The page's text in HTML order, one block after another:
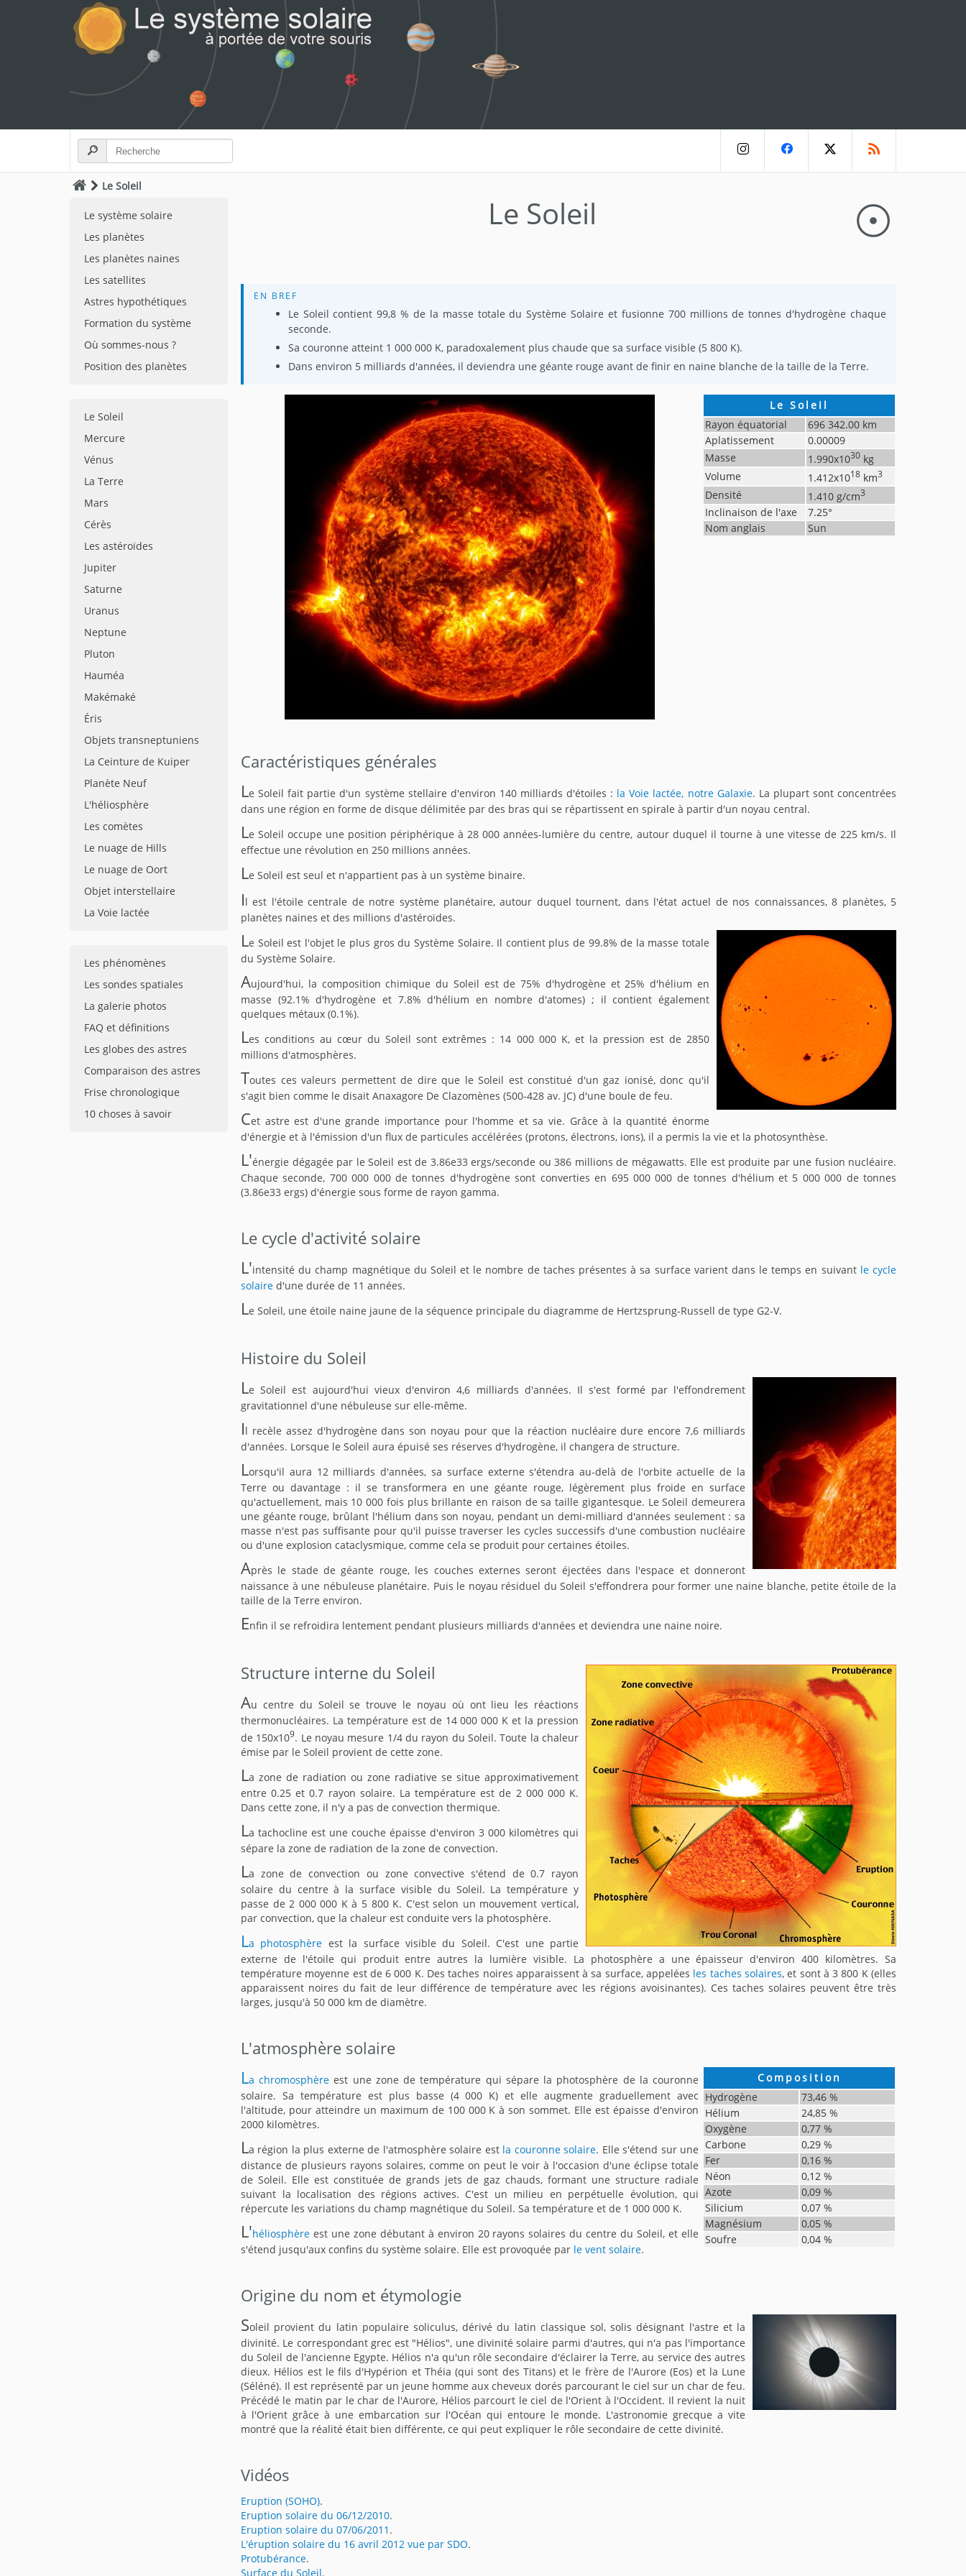
Le Soleil
Le système solaire
Les planètes
Les planètes naines
Les satellites
Astres hypothétiques
Formation du système
Où sommes-nous ?
Position des planètes
Le Soleil
Mercure
Vénus
La Terre
Mars
Cérès
Les astéroïdes
Jupiter
Saturne
Uranus
Neptune
Pluton
Hauméa
Makémaké
Éris
Objets transneptuniens
La Ceinture de Kuiper
Planète Neuf
L'héliosphère
Les comètes
Le nuage de Hills
Le nuage de Oort
Objet interstellaire
La Voie lactée
Les phénomènes
Les sondes spatiales
La galerie photos
FAQ et définitions
Les globes des astres
Comparaison des astres
Frise chronologique
10 choses à savoir
Le Soleil
EN BREF
Le Soleil contient 99,8 % de la masse totale du Système Solaire et fusionne 700 millions de tonnes d'hydrogène chaque
seconde.
Sa couronne atteint 1 000 000 K, paradoxalement plus chaude que sa surface visible (5 800 K).
Dans environ 5 milliards d'années, il deviendra une géante rouge avant de finir en naine blanche de la taille de la Terre.
Le Soleil
Rayon équatorial
696 342.00 km
Aplatissement
0.00009
Masse
1.990x1030 kg
Volume
1.412x1018 km3
Densité 1.410 g/cm3
Inclinaison de l'axe 7.25°
Nom anglais
Sun
Caractéristiques générales
Le Soleil fait partie d'un système stellaire d'environ 140 milliards d'étoiles : la Voie lactée, notre Galaxie. La plupart sont concentrées
dans une région en forme de disque délimitée par des bras qui se répartissent en spirale à partir d'un noyau central.
Le Soleil occupe une position périphérique à 28 000 années-lumière du centre, autour duquel il tourne à une vitesse de 225 km/s. Il
effectue une révolution en 250 millions années.
Le Soleil est seul et n'appartient pas à un système binaire.
Il est l'étoile centrale de notre système planétaire, autour duquel tournent, dans l'état actuel de nos connaissances, 8 planètes, 5
planètes naines et des millions d'astéroïdes.
Le Soleil est l'objet le plus gros du Système Solaire. Il contient plus de 99.8% de la masse totale
du Système Solaire.
Aujourd'hui, la composition chimique du Soleil est de 75% d'hydrogène et 25% d'hélium en
masse (92.1% d'hydrogène et 7.8% d'hélium en nombre d'atomes) ; il contient également
quelques métaux (0.1%).
Les conditions au cœur du Soleil sont extrêmes : 14 000 000 K, et la pression est de 2850
millions d'atmosphères.
Toutes ces valeurs permettent de dire que le Soleil est constitué d'un gaz ionisé, donc qu'il
s'agit bien comme le disait Anaxagore De Clazomènes (500-428 av. JC) d'une boule de feu.
Cet astre est d'une grande importance pour l'homme et sa vie. Grâce à la quantité énorme
d'énergie et à l'émission d'un flux de particules accélérées (protons, électrons, ions), il a permis la vie et la photosynthèse.
L'énergie dégagée par le Soleil est de 3.86e33 ergs/seconde ou 386 millions de mégawatts. Elle est produite par une fusion nucléaire.
Chaque seconde, 700 000 000 de tonnes d'hydrogène sont converties en 695 000 000 de tonnes d'hélium et 5 000 000 de tonnes
(3.86e33 ergs) d'énergie sous forme de rayon gamma.
Le cycle d'activité solaire
L'intensité du champ magnétique du Soleil et le nombre de taches présentes à sa surface varient dans le temps en suivant le cycle
solaire d'une durée de 11 années.
Le Soleil, une étoile naine jaune de la séquence principale du diagramme de Hertzsprung-Russell de type G2-V.
Histoire du Soleil
Le Soleil est aujourd'hui vieux d'environ 4,6 milliards d'années. Il s'est formé par l'effondrement
gravitationnel d'une nébuleuse sur elle-même.
Il recèle assez d'hydrogène dans son noyau pour que la réaction nucléaire dure encore 7,6 milliards
d'années. Lorsque le Soleil aura épuisé ses réserves d'hydrogène, il changera de structure.
Lorsqu'il aura 12 milliards d'années, sa surface externe s'étendra au-delà de l'orbite actuelle de la
Terre ou davantage : il se transformera en une géante rouge, légèrement plus froide en surface
qu'actuellement, mais 10 000 fois plus brillante en raison de sa taille gigantesque. Le Soleil demeurera
une géante rouge, brûlant l'hélium dans son noyau, pendant un demi-milliard d'années seulement : sa
masse n'est pas suffisante pour qu'il puisse traverser les cycles successifs d'une combustion nucléaire
ou d'une explosion cataclysmique, comme cela se produit pour certaines étoiles.
Après le stade de géante rouge, les couches externes seront éjectées dans l'espace et donneront
naissance à une nébuleuse planétaire. Puis le noyau résiduel du Soleil s'effondrera pour former une naine blanche, petite étoile de la
taille de la Terre environ.
Enfin il se refroidira lentement pendant plusieurs milliards d'années et deviendra une naine noire.
Structure interne du Soleil
Au centre du Soleil se trouve le noyau où ont lieu les réactions
thermonucléaires. La température est de 14 000 000 K et la pression
de 150x109. Le noyau mesure 1/4 du rayon du Soleil. Toute la chaleur
émise par le Soleil provient de cette zone.
La zone de radiation ou zone radiative se situe approximativement
entre 0.25 et 0.7 rayon solaire. La température est de 2 000 000 K.
Dans cette zone, il n'y a pas de convection thermique.
La tachocline est une couche épaisse d'environ 3 000 kilomètres qui
sépare la zone de radiation de la zone de convection.
La zone de convection ou zone convective s'étend de 0.7 rayon
solaire du centre à la surface visible du Soleil. La température y
passe de 2 000 000 K à 5 800 K. C'est selon un mouvement vertical,
par convection, que la chaleur est conduite vers la photosphère.
La photosphère est la surface visible du Soleil. C'est une partie
externe de l'étoile qui produit entre autres la lumière visible. La photosphère a une épaisseur d'environ 400 kilomètres. Sa
température moyenne est de 6 000 K. Des taches noires apparaissent à sa surface, appelées les taches solaires, et sont à 3 800 K (elles
apparaissent noires du fait de leur différence de température avec les régions avoisinantes). Ces taches solaires peuvent être très
larges, jusqu'à 50 000 km de diamètre.
L'atmosphère solaire
Composition
Hydrogène
73,46 %
Hélium
24,85 %
Oxygène
0,77 %
Carbone
0,29 %
Fer
0,16 %
Néon
0,12 %
Azote
0,09 %
Silicium
0,07 %
Magnésium
0,05 %
Soufre
0,04 %
La chromosphère est une zone de température qui sépare la photosphère de la couronne
solaire. Sa température est plus basse (4 000 K) et elle augmente graduellement avec
l'altitude, pour atteindre un maximum de 100 000 K à son sommet. Elle est épaisse d'environ
2000 kilomètres.
La région la plus externe de l'atmosphère solaire est la couronne solaire. Elle s'étend sur une
distance de plusieurs rayons solaires, comme on peut le voir à l'occasion d'une éclipse totale
de Soleil. Elle est constituée de grands jets de gaz chauds, formant une structure radiale
suivant la localisation des régions actives. C'est un milieu en perpétuelle évolution, qui
répercute les variations du champ magnétique du Soleil. Sa température et de 1 000 000 K.
L'héliosphère est une zone débutant à environ 20 rayons solaires du centre du Soleil, et elle
s'étend jusqu'aux confins du système solaire. Elle est provoquée par le vent solaire.
Origine du nom et étymologie
Soleil provient du latin populaire soliculus, dérivé du latin classique sol, solis désignant l'astre et la
divinité. Le correspondant grec est "Hélios", une divinité solaire parmi d'autres, qui n'a pas l'importance
du Soleil de l'ancienne Egypte. Hélios n'a qu'un rôle secondaire d'éclairer la Terre, au service des autres
dieux. Hélios est le fils d'Hypérion et Théia (qui sont des Titans) et le frère de l'Aurore (Eos) et la Lune
(Séléné). Il est représenté par un jeune homme aux cheveux dorés parcourant le ciel sur un char de feu.
Précédé le matin par le char de l'Aurore, Hélios parcourt le ciel de l'Orient à l'Occident. Il revient la nuit
à l'Orient grâce à une embarcation sur l'Océan qui entoure le monde. L'astronomie grecque a vite
montré que la réalité était bien différente, ce qui peut expliquer le rôle secondaire de cette divinité.
Vidéos
Eruption (SOHO).
Eruption solaire du 06/12/2010.
Eruption solaire du 07/06/2011 .
L'éruption solaire du 16 avril 2012 vue par SDO.
Protubérance.
Surface du Soleil.